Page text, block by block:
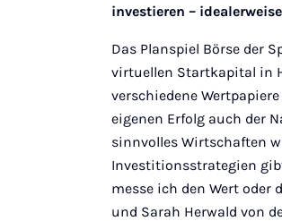
investieren –
Das Planspiel Börse der
virtuellen Startkapital in
verschiedene
eigenen Erfolg auch der
sinnvolles Wirtschaften
Investitionsstrategien
messe ich den Wert oder
und Sarah Herwald von